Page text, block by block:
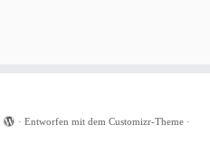
· Entworfen mit dem Customizr-Theme·